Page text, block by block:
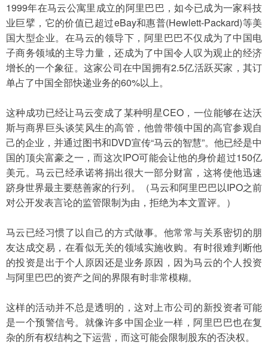
1999年在马云公寓里成立的阿里巴巴，如今已成为一家科技
业巨擘，它的价值已超过eBay和惠普(Hewlett-Packard)等美
国大型企业。在马云的领导下，阿里巴巴不仅成为了中国电
子商务领域的主导力量，还成为了中国令人叹为观止的经济
增长的一个象征。这家公司在中国拥有2.5亿活跃买家，其订
单占了中国全部快递业务的60%以上。
这种成功已经让马云变成了某种明星CEO，一位能够在达沃
斯与商界巨头谈笑风生的高管，他曾带领中国的高官参观自
己的企业，并通过图书和DVD宣传“马云的智慧”。他已经是中
国的顶尖富豪之一，而这次IPO可能会让他的身价超过150亿
美元。马云已经承诺将捐出很大一部分财富，这将使他迅速
跻身世界最主要慈善家的行列。（马云和阿里巴巴以IPO之前
对公开发表言论的监管限制为由，拒绝为本文置评。）
马云已经习惯了以自己的方式做事。他常常与关系密切的朋
友达成交易，在看似无关的领域实施收购。有时很难判断他
的投资是出于个人原因还是业务原因，因为马云的个人投资
与阿里巴巴的资产之间的界限有时非常模糊。
这样的活动并不总是透明的，这对上市公司的新投资者可能
是一个预警信号。就像许多中国企业一样，阿里巴巴也在复
杂的所有权结构之下运营，而这可能会限制股东的否决权。